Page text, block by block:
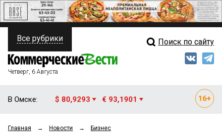
ПОЛИТИКА
ФИНАНСЫ
ОБЩЕСТВО
Свежий выпуск
Все рубрики Поиск по сайту
Четверг, 6 Августа
В Омске: $ 80,9293 € 93,1901
Главная → Новости → Бизнес